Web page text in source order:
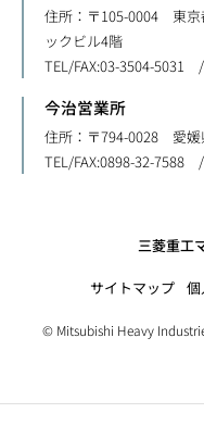
住所：〒105-0004 東
ックビル4階
TEL/FAX:03-3504-
今治営業所
住所：〒794-0028 愛媛
TEL/FAX:0898-32-
三菱重工
サイトマップ
© Mitsubishi Heavy